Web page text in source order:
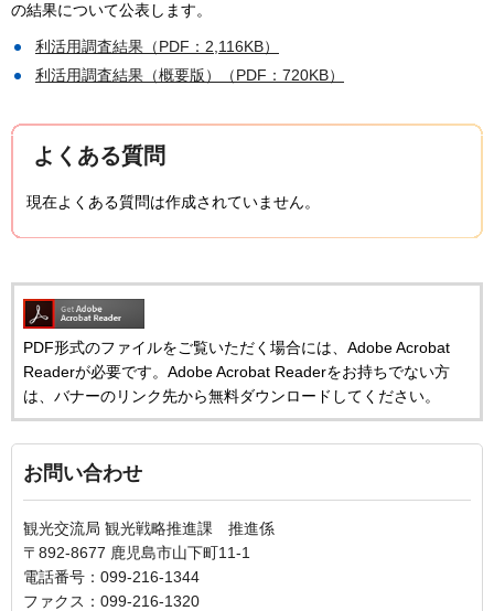
の結果について公表します。
利活用調査結果（PDF：2,116KB）
利活用調査結果（概要版）（PDF：720KB）
よくある質問
現在よくある質問は作成されていません。
PDF形式のファイルをご覧いただく場合には、Adobe Acrobat
Readerが必要です。Adobe Acrobat Readerをお持ちでない方
は、バナーのリンク先から無料ダウンロードしてください。
お問い合わせ
観光交流局 観光戦略推進課 推進係
〒892-8677 鹿児島市山下町11-1
電話番号：099-216-1344
ファクス：099-216-1320